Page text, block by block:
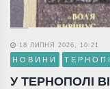
18 ЛИПНЯ 2026, 10:21
НОВИНИ
У ТЕРНОПОЛІ